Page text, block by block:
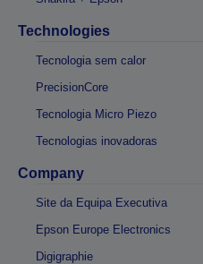
Technologies
Tecnologia sem calor
PrecisionCore
Tecnologia Micro Piezo
Tecnologias inovadoras
Company
Site da Equipa Executiva
Epson Europe Electronics
Digigraphie